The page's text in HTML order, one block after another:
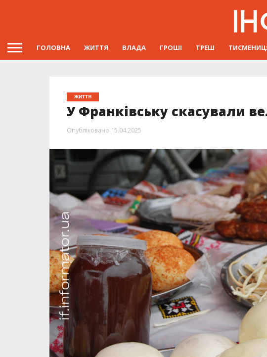
ГОЛОВНА ЖИТТЯ ВЛАДА ГРОШІ ТРЕШ
ЖИТТЯ
У Франківську скасували
Опубліковано 15.04.2025